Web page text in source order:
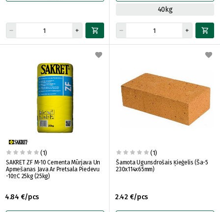
40kg
(1)
SAKRET ZF M-10 Cementa Mūrjava Un
Apmešanas Java Ar Pretsala Piedevu
-10ºC 25kg (25kg)
4.84 €/pcs
(1)
Šamota Ugunsdrošais Ķieģelis (Ša-5
230x114x65mm)
2.42 €/pcs